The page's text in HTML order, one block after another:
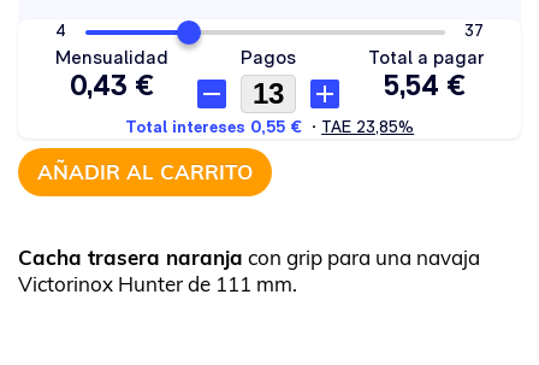
AÑADIR AL CARRITO
Cacha trasera naranja con grip para una navaja
Victorinox Hunter de 111 mm.